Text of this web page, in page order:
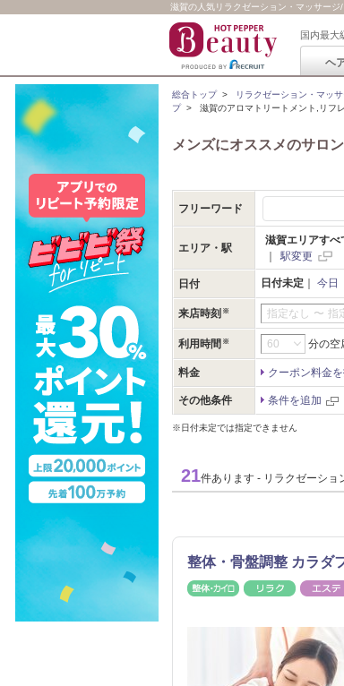
滋賀の人気リラクゼーション・マッサー
国内最大
ヘ
総合トップ> リラクゼーション・マッ
プ> 滋賀のアロマトリートメント,リフ
メンズにオススメのサロン
フリーワード
エリア・駅
滋賀エリアすべ
駅変更
日付 日付未定 今日
来店時刻 指定なし 〜 指
利用時間 分の空
料金 クーポン料金
その他条件 条件を追加
※日付未定では指定できません
21件あります - リラクゼーショ
整体・骨盤調整 カラダ
整体・カイロリラク